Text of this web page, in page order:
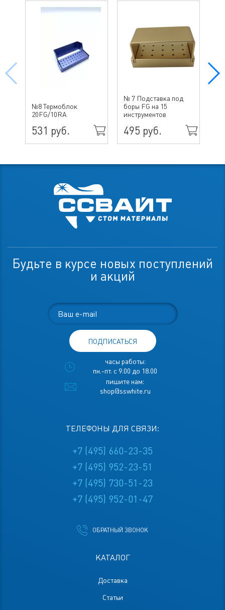
№8 Термоблок
20FG/10RA
531 руб.
№ 7 Подставка под
боры FG на 15
инструментов
495 руб.
КАТАЛОГ
Доставка
Статьи
Будьте в курсе новых поступлений
и акций
ПОДПИСАТЬСЯ
часы работы:
пн.-пт. с 9.00 до 18.00
пишите нам:
shop@sswhite.ru
ТЕЛЕФОНЫ ДЛЯ СВЯЗИ:
+7 (495) 660-23-35
+7 (495) 952-23-51
+7 (495) 730-51-23
+7 (495) 952-01-47
ОБРАТНЫЙ ЗВОНОК